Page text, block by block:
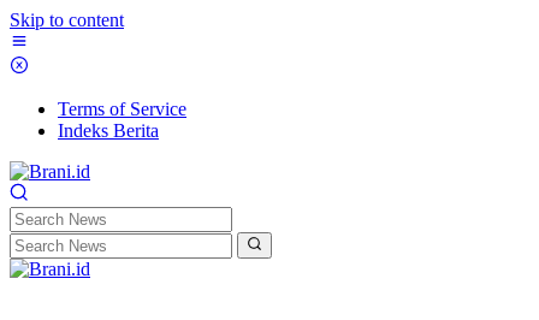
Skip to content
Terms of Service
Indeks Berita